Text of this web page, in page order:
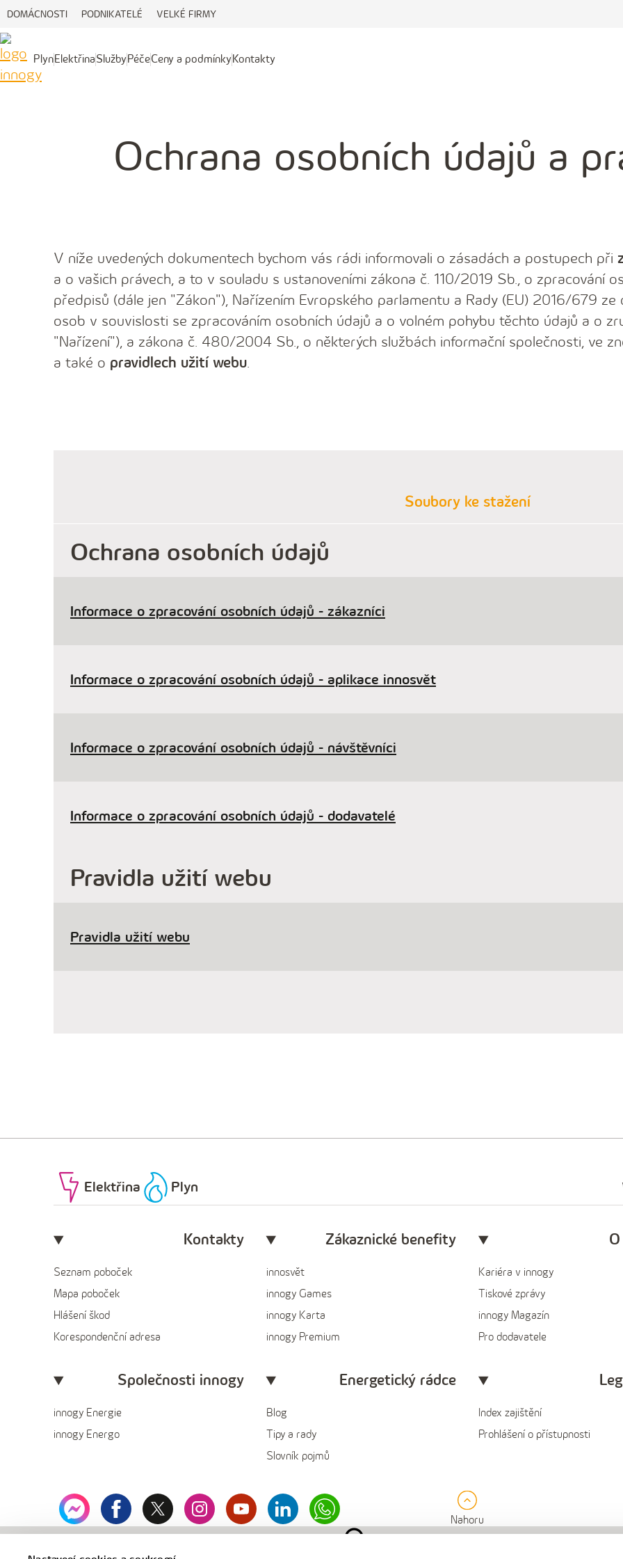
DOMÁCNOSTI PODNIKATELÉ VELKÉ FIRMY
Plyn
PlynElektřina
ElektřinaSlužby
Služby Péče
PéčeCeny a podmínky
Ceny
Kontakty
Kontakty
Ochrana osobních údajů a
V níže uvedených dokumentech bychom vás rádi informovali o zásadách a postupech při
a o vašich právech, a to v souladu s ustanoveními zákona č. 110/2019 Sb., o zpracování
předpisů (dále jen "Zákon"), Nařízením Evropského parlamentu a Rady (EU) 2016/679
osob v souvislosti se zpracováním osobních údajů a o volném pohybu těchto údajů a o
"Nařízení"), a zákona č. 480/2004 Sb., o některých službách informační společnosti, ve
a také o pravidlech užití webu.
Soubory ke stažení
Ochrana osobních údajů
Informace o zpracování osobních údajů - zákazníci
Informace o zpracování osobních údajů - aplikace innosvět
Informace o zpracování osobních údajů - návštěvníci
Informace o zpracování osobních údajů - dodavatelé
Pravidla užití webu
Pravidla užití webu
Elektřina Plyn
Kontakty
Seznam poboček
Mapa poboček
Hlášení škod
Korespondenční adresa
Zákaznické benefity
innosvět
innogy Games
innogy Karta
innogy Premium
Kariéra v innogy
Tiskové zprávy
innogy Magazín
Pro dodavatele
Společnosti innogy
innogy Energie
innogy Energo
Energetický rádce
Blog
Tipy a rady
Slovník pojmů
Index zajištění
Prohlášení o přístupnosti
messengerfacebook
x
innogy
instagramyoutubeLinkedinWhatsapp
Nahoru